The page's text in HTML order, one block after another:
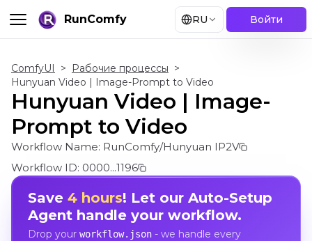
RunComfy RU Войти
ComfyUI > Рабочие процессы >
Hunyuan Video | Image-Prompt to Video
Hunyuan Video | Image-
Prompt to Video
Workflow Name: RunComfy/Hunyuan IP2V
Workflow ID: 0000...1196
Save 4 hours! Let our Auto-Setup
Agent handle your workflow.
Drop your workflow.json- we handle every